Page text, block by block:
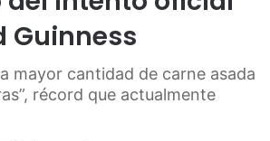
Guinness
mayor cantidad de carne asada
récord que actualmente